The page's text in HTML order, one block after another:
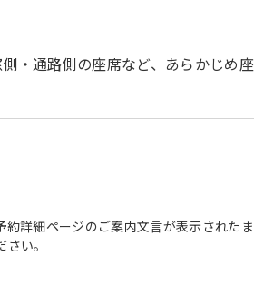
通路側の座席など、あらかじめ座
詳細ページのご案内文言が表示された
い。